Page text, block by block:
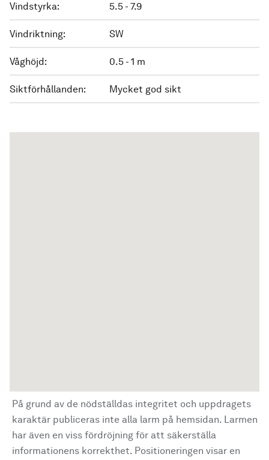
Vindstyrka: 5.5 - 7.9
Vindriktning: SW
Våghöjd: 0.5 - 1 m
Siktförhållanden: Mycket god sikt
På grund av de nödställdas integritet och uppdragets
karaktär publiceras inte alla larm på hemsidan. Larmen
har även en viss fördröjning för att säkerställa
informationens korrekthet. Positioneringen visar en